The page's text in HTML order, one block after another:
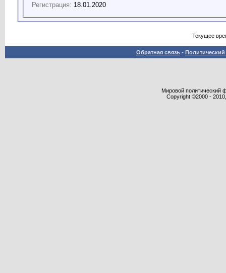
Регистрация: 18.01.2020
Текущее
Обратная связь -
Мировой политический
Copyright ©2000 -